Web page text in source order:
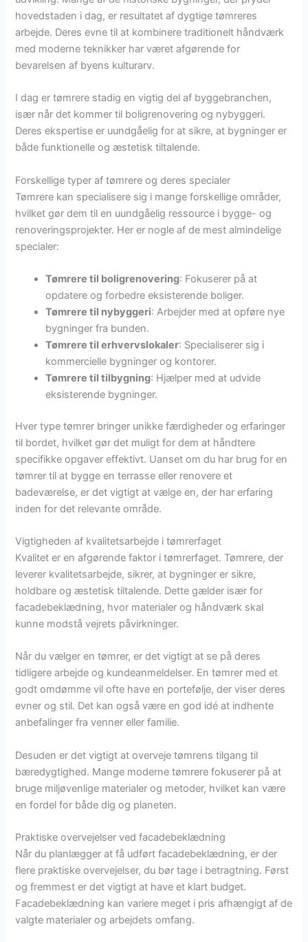
hovedstaden i dag, er resultatet af dygtige tømreres
arbejde. Deres evne til at kombinere traditionelt håndværk
med moderne teknikker har været afgørende for
bevarelsen af byens kulturarv.
I dag er tømrere stadig en vigtig del af byggebranchen,
især når det kommer til boligrenovering og nybyggeri.
Deres ekspertise er uundgåelig for at sikre, at bygninger er
både funktionelle og æstetisk tiltalende.
Forskellige typer af tømrere og deres specialer
Tømrere kan specialisere sig i mange forskellige områder,
hvilket gør dem til en uundgåelig ressource i bygge- og
renoveringsprojekter. Her er nogle af de mest almindelige
specialer:
Tømrere til boligrenovering: Fokuserer på at
opdatere og forbedre eksisterende boliger.
Tømrere til nybyggeri: Arbejder med at opføre nye
bygninger fra bunden.
Tømrere til erhvervslokaler: Specialiserer sig i
kommercielle bygninger og kontorer.
Tømrere til tilbygning: Hjælper med at udvide
eksisterende bygninger.
Hver type tømrer bringer unikke færdigheder og erfaringer
til bordet, hvilket gør det muligt for dem at håndtere
specifikke opgaver effektivt. Uanset om du har brug for en
tømrer til at bygge en terrasse eller renovere et
badeværelse, er det vigtigt at vælge en, der har erfaring
inden for det relevante område.
Vigtigheden af kvalitetsarbejde i tømrerfaget
Kvalitet er en afgørende faktor i tømrerfaget. Tømrere, der
leverer kvalitetsarbejde, sikrer, at bygninger er sikre,
holdbare og æstetisk tiltalende. Dette gælder især for
facadebeklædning, hvor materialer og håndværk skal
kunne modstå vejrets påvirkninger.
Når du vælger en tømrer, er det vigtigt at se på deres
tidligere arbejde og kundeanmeldelser. En tømrer med et
godt omdømme vil ofte have en portefølje, der viser deres
evner og stil. Det kan også være en god idé at indhente
anbefalinger fra venner eller familie.
Desuden er det vigtigt at overveje tømrens tilgang til
bæredygtighed. Mange moderne tømrere fokuserer på at
bruge miljøvenlige materialer og metoder, hvilket kan være
en fordel for både dig og planeten.
Praktiske overvejelser ved facadebeklædning
Når du planlægger at få udført facadebeklædning, er der
flere praktiske overvejelser, du bør tage i betragtning. Først
og fremmest er det vigtigt at have et klart budget.
Facadebeklædning kan variere meget i pris afhængigt af de
valgte materialer og arbejdets omfang.